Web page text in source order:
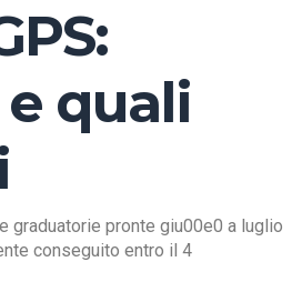
quali
graduatorie pronte giu00e0 a luglio
conseguito entro il 4